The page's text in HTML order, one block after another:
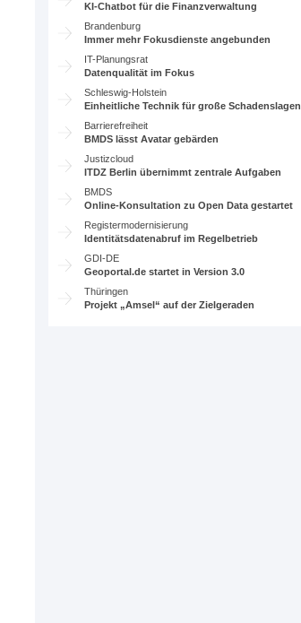
KI-Chatbot für die Finanzverwaltung
Brandenburg
Immer mehr Fokusdienste angebunden
IT-Planungsrat
Datenqualität im Fokus
Schleswig-Holstein
Einheitliche Technik für große Schadenslagen
Barrierefreiheit
BMDS lässt Avatar gebärden
Justizcloud
ITDZ Berlin übernimmt zentrale Aufgaben
BMDS
Online-Konsultation zu Open Data gestartet
Registermodernisierung
Identitätsdatenabruf im Regelbetrieb
GDI-DE
Geoportal.de startet in Version 3.0
Thüringen
Projekt „Amsel“ auf der Zielgeraden